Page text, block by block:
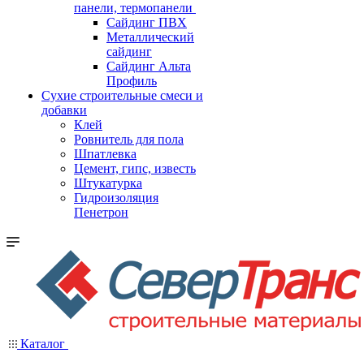
панели, термопанели
Сайдинг ПВХ
Металлический
сайдинг
Сайдинг Альта
Профиль
Сухие строительные смеси и
добавки
Клей
Ровнитель для пола
Шпатлевка
Цемент, гипс, известь
Штукатурка
Гидроизоляция
Пенетрон
Каталог